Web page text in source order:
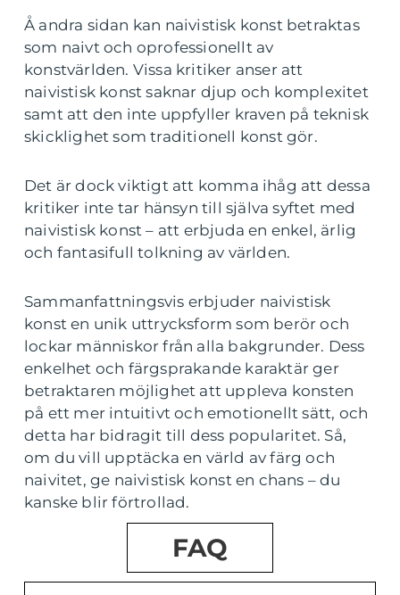
Å andra sidan kan naivistisk konst betraktas
som naivt och oprofessionellt av
konstvärlden. Vissa kritiker anser att
naivistisk konst saknar djup och komplexitet
samt att den inte uppfyller kraven på teknisk
skicklighet som traditionell konst gör.
Det är dock viktigt att komma ihåg att dessa
kritiker inte tar hänsyn till själva syftet med
naivistisk konst – att erbjuda en enkel, ärlig
och fantasifull tolkning av världen.
Sammanfattningsvis erbjuder naivistisk
konst en unik uttrycksform som berör och
lockar människor från alla bakgrunder. Dess
enkelhet och färgsprakande karaktär ger
betraktaren möjlighet att uppleva konsten
på ett mer intuitivt och emotionellt sätt, och
detta har bidragit till dess popularitet. Så,
om du vill upptäcka en värld av färg och
naivitet, ge naivistisk konst en chans – du
kanske blir förtrollad.
FAQ